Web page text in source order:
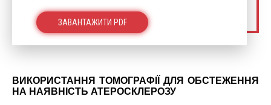
ЗАВАНТАЖИТИ PDF
ВИКОРИСТАННЯ ТОМОГРАФІЇ ДЛЯ ОБСТЕЖЕННЯ
НА НАЯВНІСТЬ АТЕРОСКЛЕРОЗУ